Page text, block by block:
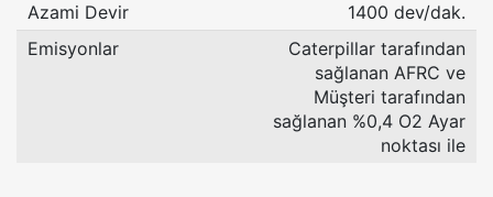
Azami Devir
1400 dev/dak.
Emisyonlar
Caterpillar tarafından
sağlanan AFRC ve
Müşteri tarafından
sağlanan %0,4 O2 Ayar
noktası ile